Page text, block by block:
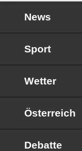
News
Sport
Wetter
Österreich
Debatte